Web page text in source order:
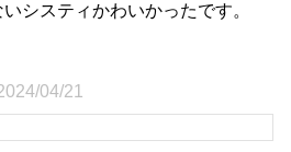
システィかわいかったです。
04/21